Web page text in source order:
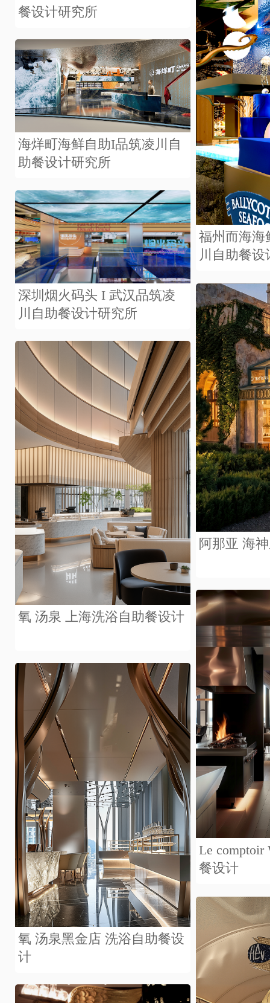
餐设计研究所
福州而海海
川自助餐设
海烊町海鲜自助I品筑凌川自
助餐设计研究所
深圳烟火码头 I 武汉品筑凌
川自助餐设计研究所
阿那亚 海
氧 汤泉 上海洗浴自助餐设计
Le
餐设计
氧 汤泉黑金店 洗浴自助餐设
计